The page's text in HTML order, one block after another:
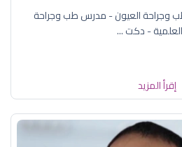
وجراحة العيون - مدرس طب وجراحة
- دكت ...
إقرأ المزيد